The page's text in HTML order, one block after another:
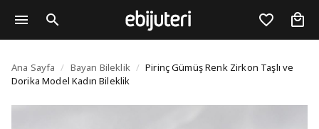
Pirinç Gümüş Renk
Ana Sayfa / Bayan Bileklik / Pirinç Gümüş Renk Zirkon Taşlı ve
Dorika Model Kadın Bileklik